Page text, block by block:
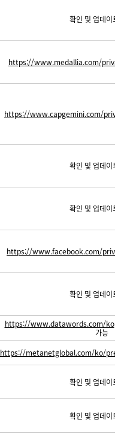
확인 및 업데이트
https://www.medallia.com/
https://www.capgemini.com/
확인 및 업데이트
확인 및 업데이트
https://www.facebook.com/
확인 및 업데이트
https://www.datawords.com/ko개
가능
https://metanetglobal.com/ko/
확인 및 업데이트
확인 및 업데이트